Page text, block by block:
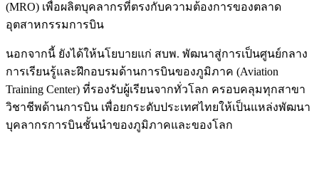
(MRO) เพื่อผลิตบุคลากรที่ตรงกับความต้องการของตลาด
อุตสาหกรรมการบิน
นอกจากนี้ ยังได้ให้นโยบายแก่ สบพ. พัฒนาสู่การเป็นศูนย์กลาง
การเรียนรู้และฝึกอบรมด้านการบินของภูมิภาค (Aviation
Training Center) ที่รองรับผู้เรียนจากทั่วโลก ครอบคลุมทุกสาขา
วิชาชีพด้านการบิน เพื่อยกระดับประเทศไทยให้เป็นแหล่งพัฒนา
บุคลากรการบินชั้นนำของภูมิภาคและของโลก